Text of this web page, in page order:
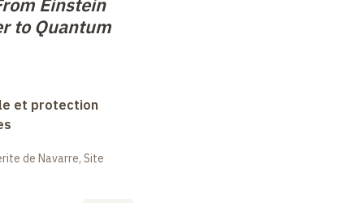
to Quantum
et protection
de Navarre, Site